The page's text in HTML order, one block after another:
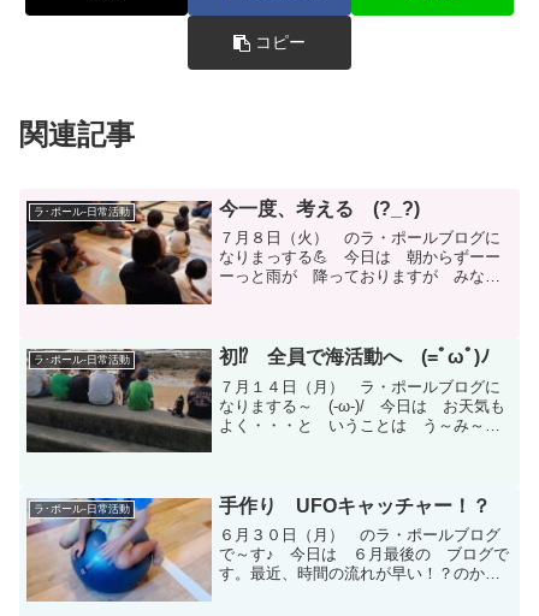
コピー
関連記事
ラ･ポール-日常活動 今一度、考える (?_?)
７月８日（火） のラ・ポールブログに
なりまっする💪 今日は 朝からずーー
ーっと雨が 降っておりますが みなさ
帰りまで 雨☔児童は ちょい...
ラ･ポール-日常活動 初⁉ 全員で海活動へ (=ﾟωﾟ)ﾉ
７月１４日（月） ラ・ポールブログに
なりまする～ (-ω-)/ 今日は お天気も
よく・・・と いうことは う～み～
ん。 最初は ...
ラ･ポール-日常活動 手作り UFOキャッチャー！？
６月３０日（月） のラ・ポールブログ
で～す♪ 今日は ６月最後の ブログで
す。最近、時間の流れが早い！？のか